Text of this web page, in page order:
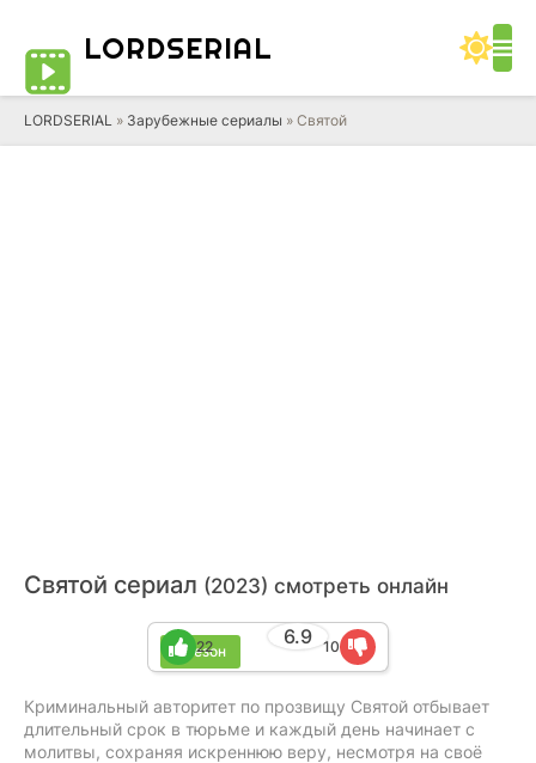
LORDSERIAL
LORDSERIAL » Зарубежные сериалы » Святой
Святой сериал (2023) смотреть онлайн
1 сезон
6.9
22 10
Криминальный авторитет по прозвищу Святой отбывает
длительный срок в тюрьме и каждый день начинает с
молитвы, сохраняя искреннюю веру, несмотря на своё